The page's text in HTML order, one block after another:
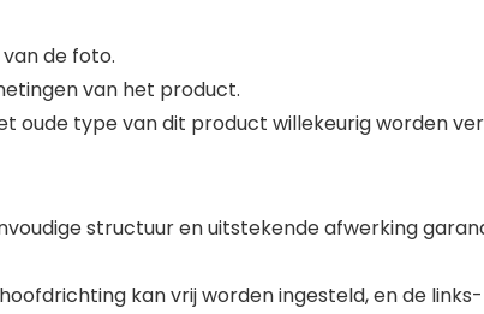
de foto.
van het product.
oude type van dit product willekeurig worden
structuur en uitstekende afwerking
kan vrij worden ingesteld, en de